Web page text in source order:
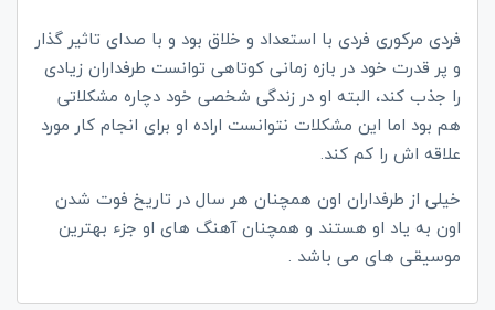
فردی مرکوری فردی با استعداد و خلاق بود و با صدای تاثیر گذار
و پر قدرت خود در بازه زمانی کوتاهی توانست طرفداران زیادی
را جذب کند، البته او در زندگی شخصی خود دچاره مشکلاتی
هم بود اما این مشکلات نتوانست اراده او برای انجام کار مورد
علاقه اش را کم کند.
خیلی از طرفداران اون همچنان هر سال در تاریخ فوت شدن
اون به یاد او هستند و همچنان آهنگ های او جزء بهترین
موسیقی های می باشد .